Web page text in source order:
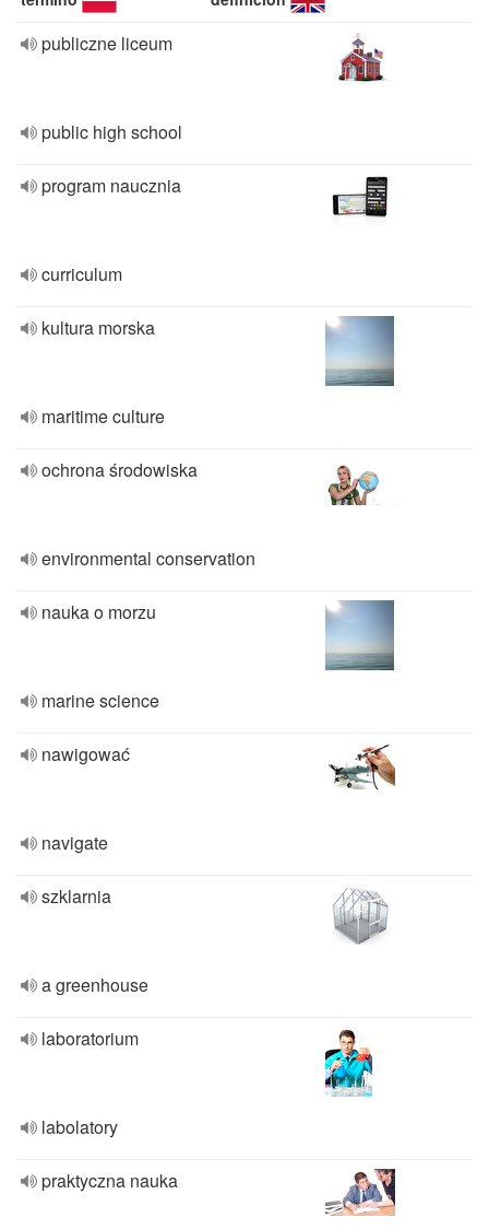
publiczne liceum
public high school
program naucznia
curriculum
kultura morska
maritime culture
ochrona środowiska
environmental conservation
nauka o morzu
marine science
nawigować
navigate
szklarnia
a greenhouse
laboratorium
labolatory
praktyczna nauka